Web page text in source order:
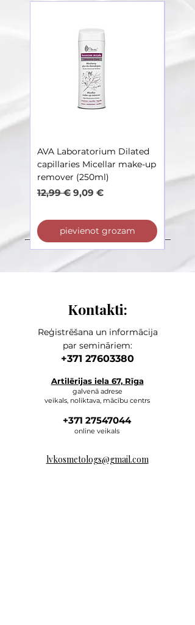
AVA Laboratorium Dilated
capillaries Micellar make-up
remover (250ml)
Parastā cena
12,99 € Izpārdošanas cena
9,09 €
pievienot grozam
Kontakti:
Reģistrēšana un informācija
par semināriem:
+371 27603380
Artilērijas iela 67, Rīga
galvenā adrese
veikals, noliktava, mācību centrs
+371 27547044
online veikals
lvkosmetologs@gmail.com